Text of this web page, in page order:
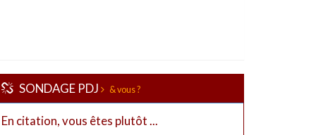
SONDAGE PDJ & vous ?